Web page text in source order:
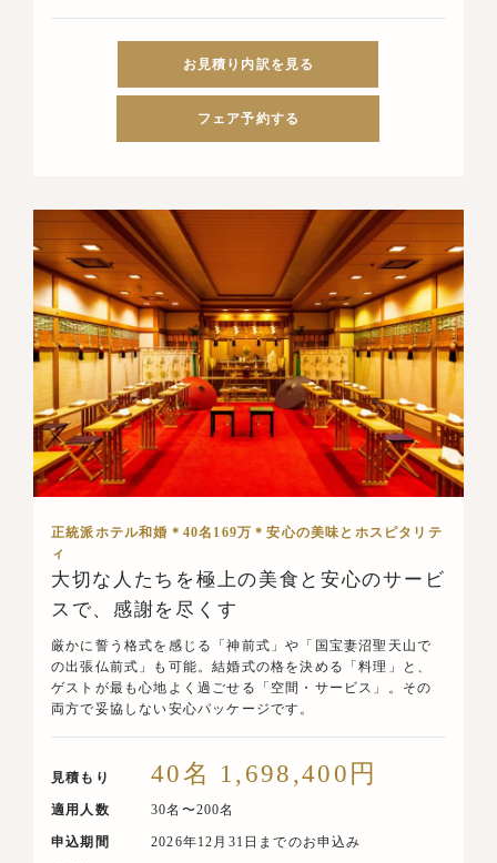
お見積り内訳を見る
フェア予約する
正統派ホテル和婚＊40名169万＊安心の美味とホスピタリテ
ィ
大切な人たちを極上の美食と安心のサービ
スで、感謝を尽くす
厳かに誓う格式を感じる「神前式」や「国宝妻沼聖天山で
の出張仏前式」も可能。結婚式の格を決める「料理」と、
ゲストが最も心地よく過ごせる「空間・サービス」。その
両方で妥協しない安心パッケージです。
見積もり 40名 1,698,400円
適用人数 30名〜200名
申込期間 2026年12月31日までのお申込み